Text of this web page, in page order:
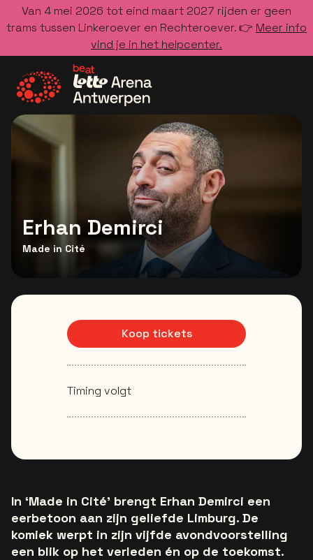
Van 4 mei 2026 tot eind maart 2027 rijden er geen
trams tussen Linkeroever en Rechteroever. 👉 Meer info
vind je in het helpcenter.
Ga naar de homepage
Erhan Demirci
Made in Cité
In ‘Made in Cité’ brengt Erhan Demirci een
eerbetoon aan zijn geliefde Limburg. De
komiek werpt in zijn vijfde avondvoorstelling
een blik op het verleden én op de toekomst.
Koop tickets
Timing volgt